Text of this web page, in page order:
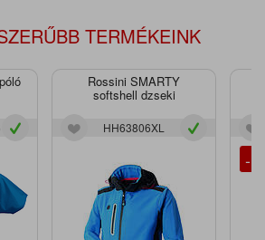
TERMÉKEINK
Rossini SMARTY
softshell dzseki
HH63806XL
-